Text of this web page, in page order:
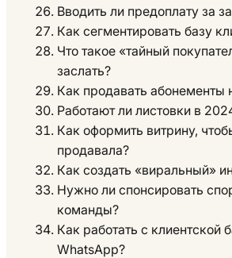
Вводить ли предоплату за
Как сегментировать базу
Что такое «тайный
заслать?
Как продавать абонементы
Работают ли листовки в
Как оформить витрину,
продавала?
Как создать «виральный»
Нужно ли спонсировать
команды?
Как работать с клиентской
WhatsApp?